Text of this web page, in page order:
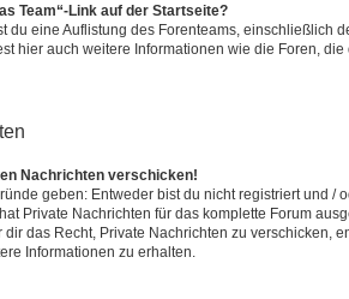
Team“-Link auf der Startseite?
du eine Auflistung des Forenteams, einschließlich
hier auch weitere Informationen wie die Foren,
Nachrichten verschicken!
geben: Entweder bist du nicht registriert und /
Private Nachrichten für das komplette Forum
dir das Recht, Private Nachrichten zu verschicken,
Informationen zu erhalten.